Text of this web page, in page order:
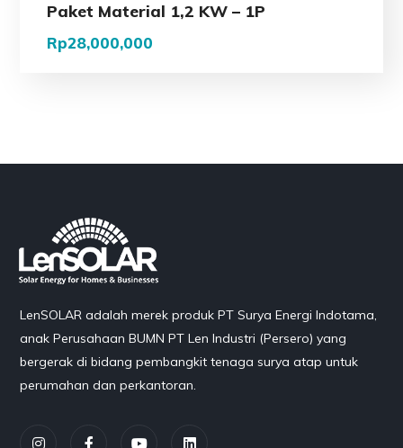
Paket Material 1,2 KW – 1P
Rp28,000,000
LenSOLAR adalah merek produk PT Surya Energi Indotama,
anak Perusahaan BUMN PT Len Industri (Persero) yang
bergerak di bidang pembangkit tenaga surya atap untuk
perumahan dan perkantoran.